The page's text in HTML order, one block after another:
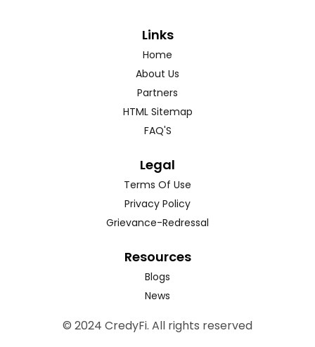
Links
Home
About Us
Partners
HTML Sitemap
FAQ'S
Legal
Terms Of Use
Privacy Policy
Grievance-Redressal
Resources
Blogs
News
© 2024 CredyFi. All rights reserved